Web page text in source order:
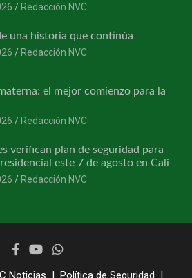
Redacción NVC
una historia que continúa
Redacción NVC
el mejor comienzo para la
Redacción NVC
verifican plan de seguridad para
este 7 de agosto en Cali
Redacción NVC
Noticias Política de Seguridad